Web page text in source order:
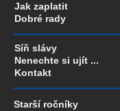
Jak zaplatit
Dobré rady
Síň slávy
Nenechte si ujít ...
Kontakt
Starší ročníky